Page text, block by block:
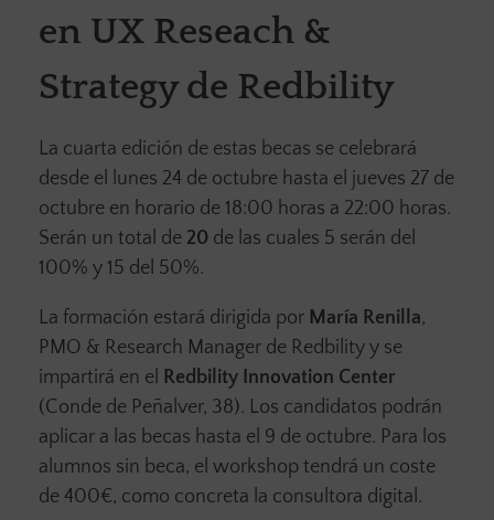
en UX Reseach &
Strategy de Redbility
La cuarta edición de estas becas se celebrará
desde el lunes 24 de octubre hasta el jueves 27 de
octubre en horario de 18:00 horas a 22:00 horas.
Serán un total de 20 de las cuales 5 serán del
100% y 15 del 50%.
La formación estará dirigida por María Renilla,
PMO & Research Manager de Redbility y se
impartirá en el Redbility Innovation Center
(Conde de Peñalver, 38). Los candidatos podrán
aplicar a las becas hasta el 9 de octubre. Para los
alumnos sin beca, el workshop tendrá un coste
de 400€, como concreta la consultora digital.